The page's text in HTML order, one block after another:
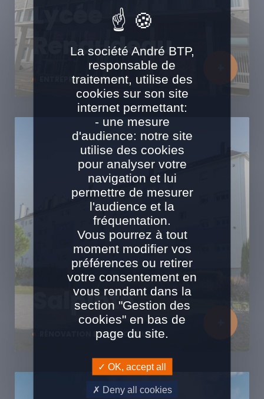
ENTREPRISE GÉNÉRALE
Lycée
Renaudeau
RÉNOVATION EN SITE OCCUPÉ
Salpinte
La société André BTP,
responsable de
traitement, utilise des
cookies sur son site
internet permettant:
- une mesure
d'audience: notre site
utilise des cookies
pour analyser votre
navigation et lui
permettre de mesurer
l'audience et la
fréquentation.
Vous pourrez à tout
moment modifier vos
préférences ou retirer
votre consentement en
vous rendant dans la
section "Gestion des
cookies" en bas de
page du site.
OK, accept all
Deny all cookies